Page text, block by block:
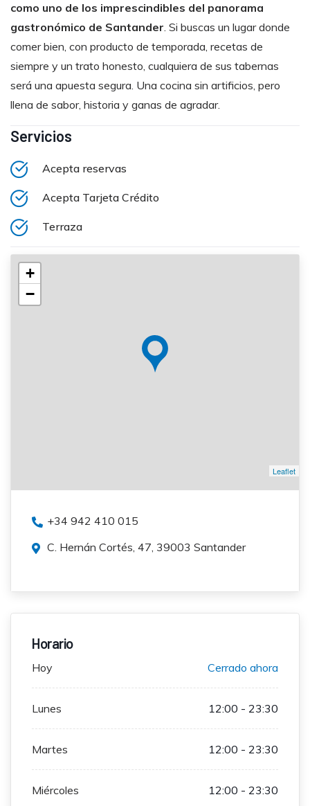
como uno de los imprescindibles del panorama
gastronómico de Santander. Si buscas un lugardonde
comerbien, con producto de temporada, recetas de
siempre y un trato honesto, cualquiera de sus tabernas
será una apuesta segura. Una cocina sin artificios, pero
llena de sabor, historia y ganas de agradar.
Servicios
Acepta reservas
Acepta Tarjeta Crédito
Terraza
+
−
Leaflet
+34 942 410 015
C. Hernán Cortés, 47, 39003 Santander
Horario
Hoy Cerrado ahora
Lunes 12:00 - 23:30
Martes 12:00 - 23:30
Miércoles 12:00 - 23:30